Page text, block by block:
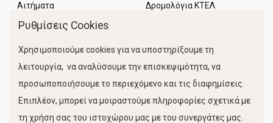
Αιτήματα Δρομολόγια ΚΤΕΛ
Κίνηση Λιμένος
Ρυθμίσεις Cookies
Χρησιμοποιούμε cookies για να υποστηρίξουμε τη
λειτουργία, να αναλύσουμε την επισκεψιμότητα, να
προσωποποιήσουμε το περιεχόμενο και τις διαφημίσεις.
Επιπλέον, μπορεί να μοιραστούμε πληροφορίες σχετικά με
τη χρήση σας του ιστοχώρου μας με του συνεργάτες μας.